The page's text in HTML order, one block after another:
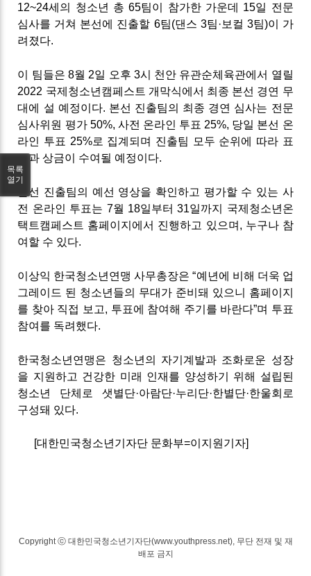
12~24세의 청소년 총 65팀이 참가한 가운데 15일 전문
심사를 거쳐 본선에 진출할 6팀(댄스 3팀·보컬 3팀)이 가
려졌다.
이 팀들은 8월 2일 오후 3시 천안 유관순체육관에서 열릴
2022 국제청소년캠페스트 개막식에서 최종 본선 경연 무
대에 설 예정이다. 본선 진출팀의 최종 경연 심사는 전문
심사위원 평가 50%, 사전 온라인 투표 25%, 당일 본선 온
라인 투표 25%로 집계되며 진출팀 모두 순위에 따라 표
창과 상금이 수여될 예정이다.
본선 진출팀의 예선 영상을 확인하고 평가할 수 있는 사
전 온라인 투표는 7월 18일부터 31일까지 국제청소년온
택트캠페스트 홈페이지에서 진행하고 있으며, 누구나 참
여할 수 있다.
이상익 한국청소년연맹 사무총장은 “예년에 비해 더욱 업
그레이드 된 청소년들의 무대가 준비돼 있으니 홈페이지
를 찾아 직접 보고, 투표에 참여해 주기를 바란다”며 투표
참여를 독려했다.
한국청소년연맹은 청소년의 자기계발과 조화로운 성장
을 지원하고 건강한 미래 인재를 양성하기 위해 설립된
청소년 단체로 샛별단·아람단·누리단·한별단·한울회로
구성돼 있다.
[대한민국청소년기자단 문화부=이지원기자]
Copyright ⓒ 대한민국청소년기자단(www.youthpress.net), 무단 전재 및 재
배포 금지
목록
열기